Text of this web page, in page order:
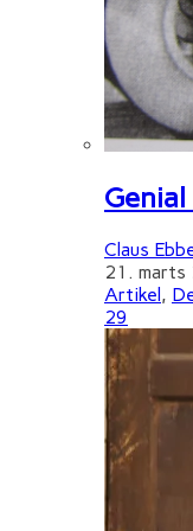
Claus
21. marts
Artikel,
29